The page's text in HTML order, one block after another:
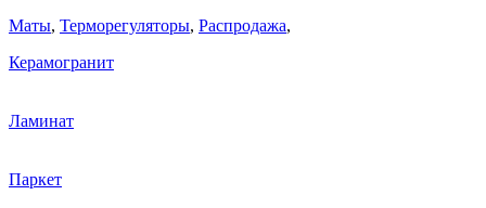
Маты, Терморегуляторы, Распродажа,
Керамогранит
Ламинат
Паркет